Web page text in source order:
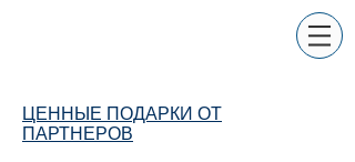
ЦЕННЫЕ ПОДАРКИ ОТ
ПАРТНЕРОВ